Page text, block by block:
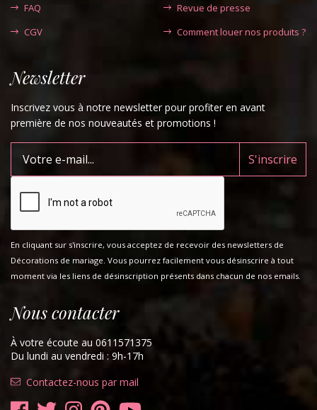
FAQ
CGV
Revue de presse
Comment louer nos produits ?
Newsletter
Inscrivez vous à notre newsletter pour profiter en avant
première de nos nouveautés et promotions !
En cliquant sur s'inscrire, vous acceptez de recevoir des newsletters de
Décorations de mariage. Vous pourrez facilement vous désinscrire à tout
moment via les liens de désinscription présents dans chacun de nos emails.
Nous contacter
À votre écoute au 0611571375
Du lundi au vendredi : 9h-17h
Contactez-nous par mail